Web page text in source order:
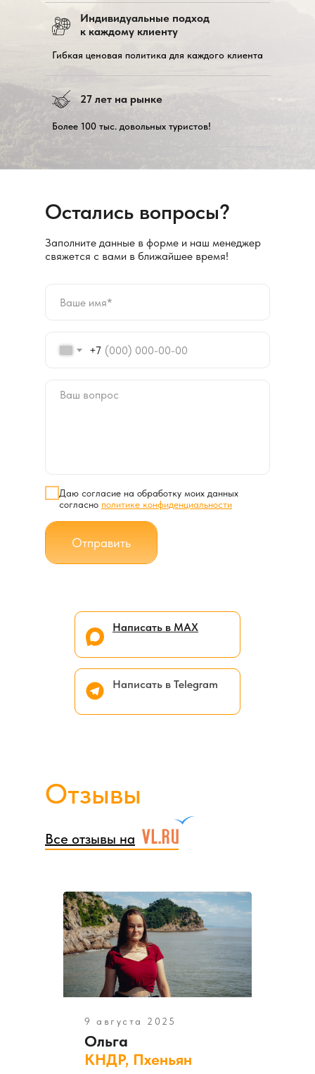
27 лет на рынке
Индивидуальные подход
к каждому клиенту
Гибкая ценовая политика для каждого клиента
Более 100 тыс. довольных туристов!
Остались вопросы?
Заполните данные в форме и наш менеджер
свяжется с вами в ближайшее время!
Написать в МАХ
+7
Даю согласие на обработку моих данных
согласно политике конфиденциальности
Отправить
Написать в Telegram
Отзывы
Все отзывы на
9 августа 2025
Ольга
КНДР, Пхеньян